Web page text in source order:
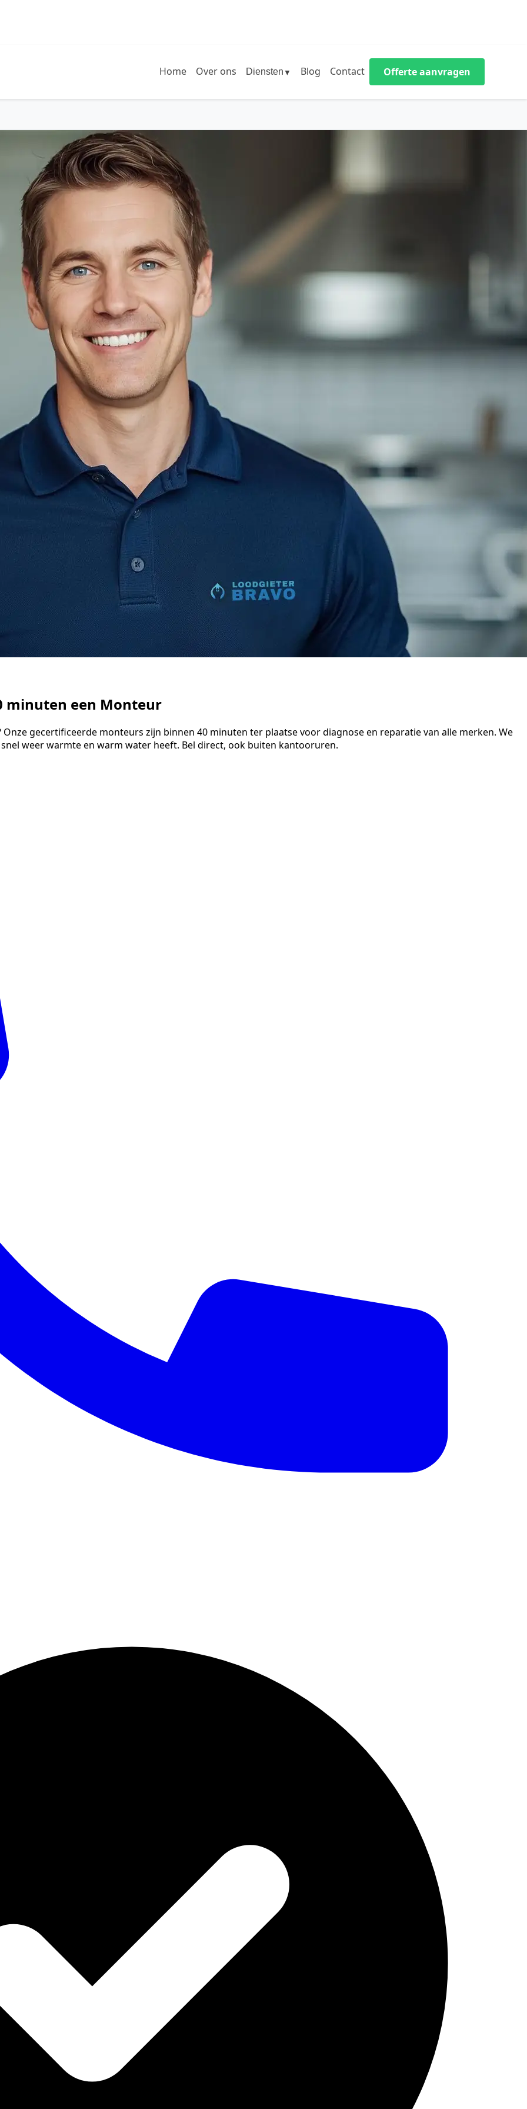
Home Over ons Diensten ▼ Blog Contact Offerte aanvragen
minuten een Monteur
gecertificeerde monteurs zijn binnen 40 minuten ter plaatse voor diagnose en reparatie van alle merken. We
weer warmte en warm water heeft. Bel direct, ook buiten kantooruren.